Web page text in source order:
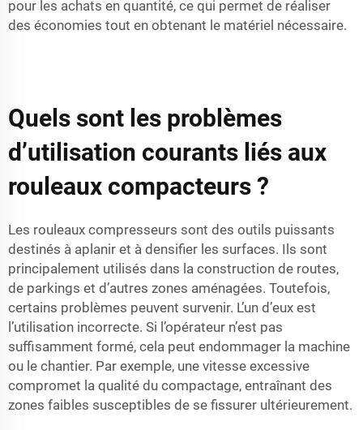
pour les achats en quantité, ce qui permet de réaliser
des économies tout en obtenant le matériel nécessaire.
Quels sont les problèmes
d’utilisation courants liés aux
rouleaux compacteurs ?
Les rouleaux compresseurs sont des outils puissants
destinés à aplanir et à densifier les surfaces. Ils sont
principalement utilisés dans la construction de routes,
de parkings et d’autres zones aménagées. Toutefois,
certains problèmes peuvent survenir. L’un d’eux est
l’utilisation incorrecte. Si l’opérateur n’est pas
suffisamment formé, cela peut endommager la machine
ou le chantier. Par exemple, une vitesse excessive
compromet la qualité du compactage, entraînant des
zones faibles susceptibles de se fissurer ultérieurement.